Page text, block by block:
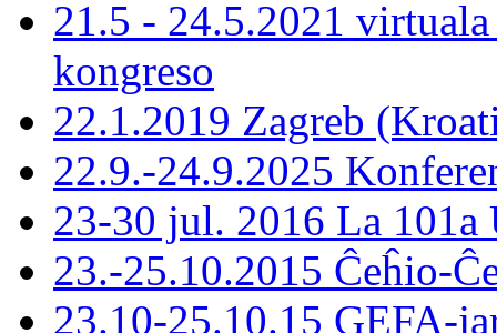
21.5 - 24.5.2021
kongreso
22.1.2019 Zagreb
22.9.-24.9.2025
23-30 jul. 2016 La
23.-25.10.2015 Ĉeĥio-
23.10-25.10.15 GEFA-